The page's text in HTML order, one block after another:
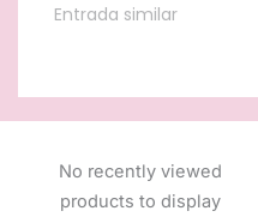
Entrada similar
No recently viewed
products to display